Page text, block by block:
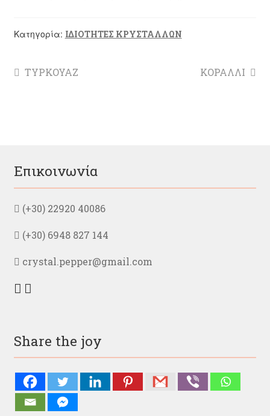
Κατηγορία: ΙΔΙΟΤΗΤΕΣ ΚΡΥΣΤΑΛΛΩΝ
Πλοήγηση
Προηγούμενο
ΤΥΡΚΟΥΑΖ
Επόμενο
ΚΟΡΑΛΛΙ
Επικοινωνία
(+30) 22920 40086
(+30) 6948 827 144
crystal.pepper@gmail.com
Share the joy